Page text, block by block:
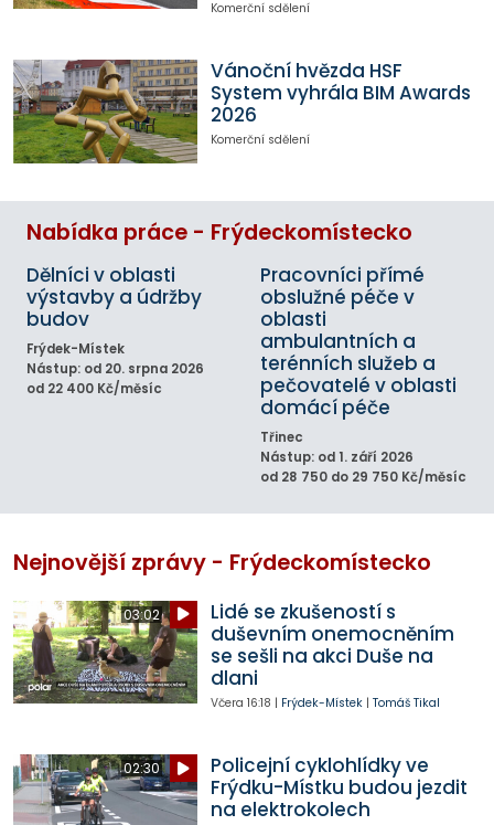
Komerční sdělení
Vánoční hvězda HSF
System vyhrála BIM Awards
2026
Komerční sdělení
Nabídka práce - Frýdeckomístecko
Dělníci v oblasti
výstavby a údržby
budov
Frýdek-Místek
Nástup: od 20. srpna 2026
od 22 400 Kč/měsíc
Pracovníci přímé
obslužné péče v
oblasti
ambulantních a
terénních služeb a
pečovatelé v oblasti
domácí péče
Třinec
Nástup: od 1. září 2026
od 28 750 do 29 750 Kč/měsíc
Nejnovější zprávy - Frýdeckomístecko
03:02
Lidé se zkušeností s
duševním onemocněním
se sešli na akci Duše na
dlani
Včera 16:18 | Frýdek-Místek| Tomáš Tikal
02:30
Policejní cyklohlídky ve
Frýdku-Místku budou jezdit
na elektrokolech